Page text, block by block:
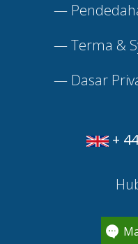
—
—Terma &
— Dasar
+